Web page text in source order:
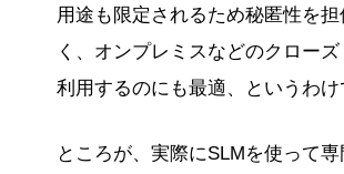
用途も限定されるため秘匿性を担
く、オンプレミスなどのクロー
利用するのにも最適、というわけ
ところが、実際にSLMを使って